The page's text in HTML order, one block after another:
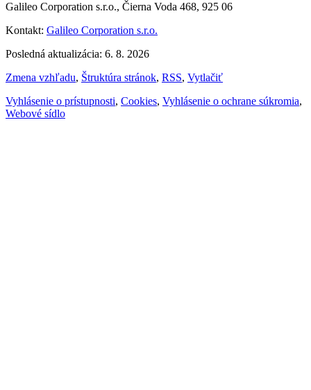
Galileo Corporation s.r.o., Čierna Voda 468, 925 06
Kontakt: Galileo Corporation s.r.o.
Posledná aktualizácia: 6. 8. 2026
Zmena vzhľadu, Štruktúra stránok, RSS, Vytlačiť
Vyhlásenie o prístupnosti, Cookies, Vyhlásenie o ochrane súkromia,
Webové sídlo